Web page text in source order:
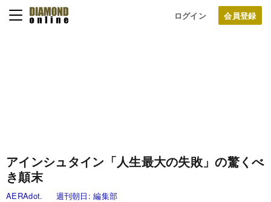
ログイン
アインシュタイン「人生最大の失敗」の驚くべ
き顛末
AERAdot. 週刊朝日:編集部